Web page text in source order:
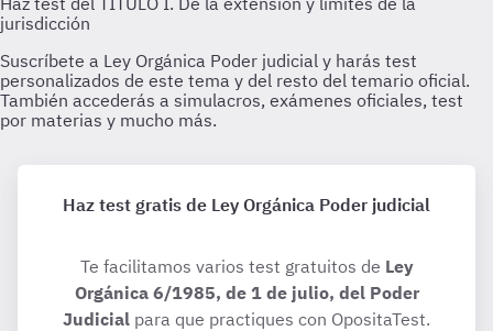
Haz test gratis de Ley Orgánica Poder judicial
Te facilitamos varios test gratuitos de Ley
Orgánica 6/1985, de 1 de julio, del Poder
Judicial para que practiques con OpositaTest.